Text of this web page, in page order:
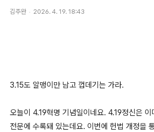
김주완 2026. 4. 19. 18:43
3.15도 알맹이만 남고 껍데기는 가라.
오늘이 4.19혁명 기념일이네요. 4.19정신은 이
전문에 수록돼 있는데요. 이번에 헌법 개정을